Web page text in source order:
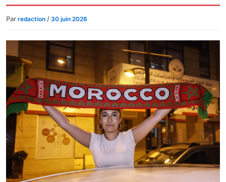
Par redaction / 30 juin 2026